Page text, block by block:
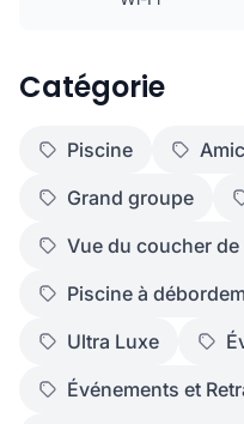
Catégorie
Piscine
Grand groupe
Vue du coucher de
Piscine à
Ultra Luxe
Événements et